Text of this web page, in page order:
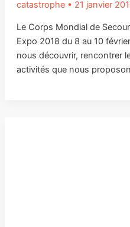
catastrophe• 21 janvier
Le Corps Mondial de
Expo 2018 du 8 au 10
nous découvrir, rencontrer
activités que nous